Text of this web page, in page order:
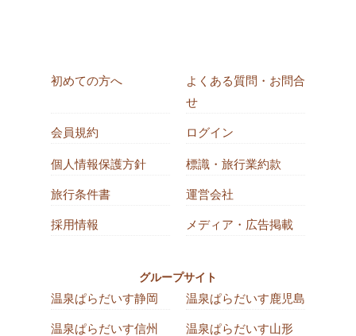
初めての方へ
よくある質問・お問合
せ
会員規約 ログイン
個人情報保護方針 標識・旅行業約款
旅行条件書 運営会社
採用情報 メディア・広告掲載
グループサイト
温泉ぱらだいす静岡 温泉ぱらだいす鹿児島
温泉ぱらだいす信州 温泉ぱらだいす山形